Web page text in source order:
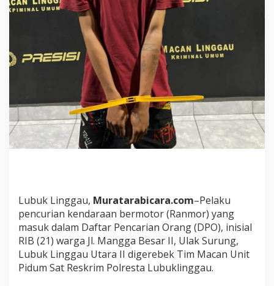
D
i
g
e
r
e
b
k
T
m
M
a
i
n
g
g
a
u
Lubuk Linggau, Muratarabicara.com–Pelaku
pencurian kendaraan bermotor (Ranmor) yang
masuk dalam Daftar Pencarian Orang (DPO), inisial
RIB (21) warga Jl. Mangga Besar II, Ulak Surung,
Lubuk Linggau Utara II digerebek Tim Macan Unit
Pidum Sat Reskrim Polresta Lubuklinggau.